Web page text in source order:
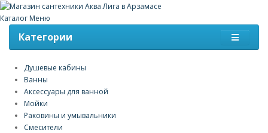
Каталог Меню
Категории
Душевые кабины
Ванны
Аксессуары для ванной
Мойки
Раковины и умывальники
Смесители